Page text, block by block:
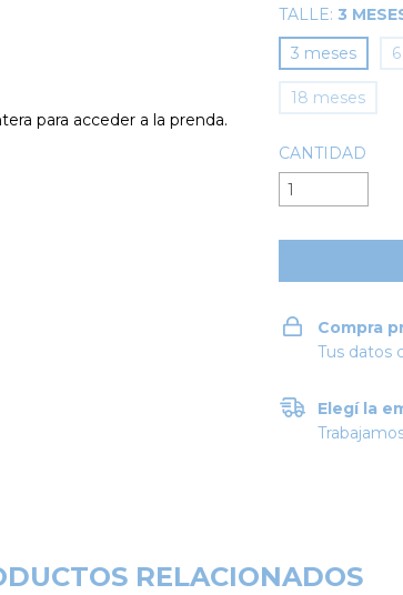
para acceder a la prenda.
TALLE: 3
3 meses
18 meses
CANTIDAD
Compra
Tus datos
Elegí la
RELACIONADOS